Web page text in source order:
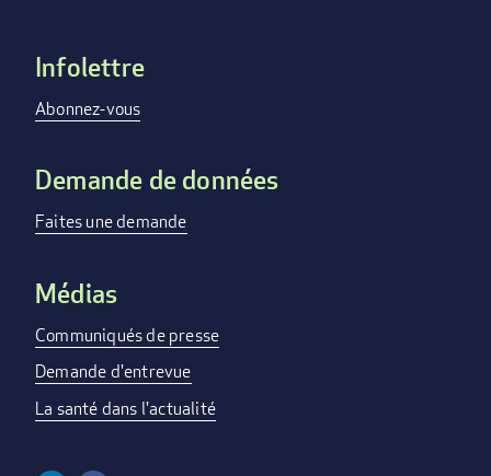
Footer
menu
Infolettre
Abonnez-vous
Demande de données
Faites une demande
Médias
Communiqués de presse
Demande d'entrevue
La santé dans l'actualité